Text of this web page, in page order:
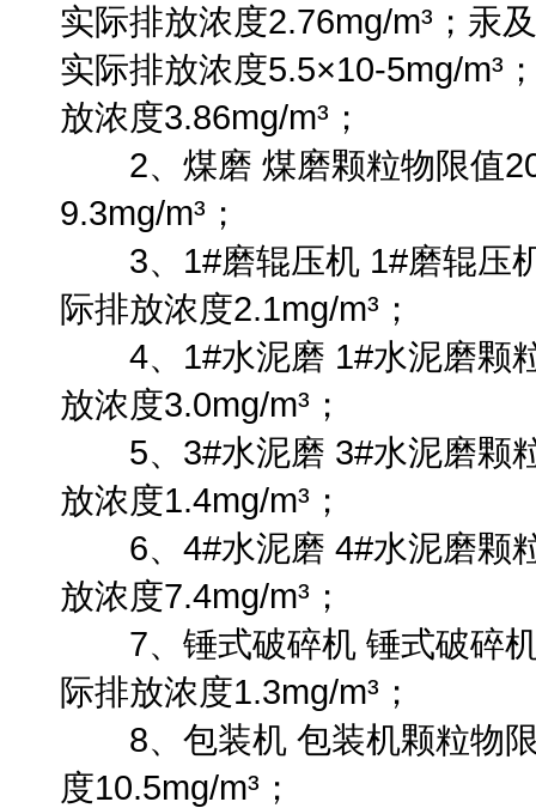
实际排放浓度2.76mg/m³；汞
实际排放浓度5.5×10-5mg/m³
放浓度3.86mg/m³；
2、煤磨 煤磨颗粒物限值
9.3mg/m³；
3、1#磨辊压机 1#磨辊压机
际排放浓度2.1mg/m³；
4、1#水泥磨 1#水泥磨颗粒
放浓度3.0mg/m³；
5、3#水泥磨 3#水泥磨颗粒
放浓度1.4mg/m³；
6、4#水泥磨 4#水泥磨颗粒
放浓度7.4mg/m³；
7、锤式破碎机 锤式破碎机
际排放浓度1.3mg/m³；
8、包装机 包装机颗粒物限
度10.5mg/m³；